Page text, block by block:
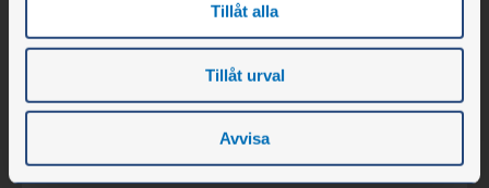
Tillåt alla
Tillåt urval
Avvisa
Slätthultsvägen 12